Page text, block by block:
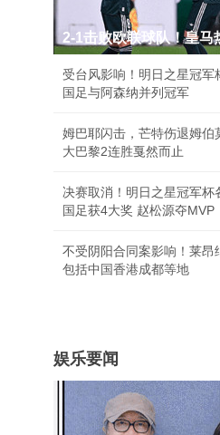
2-1击败欧联球队！皇马
受台风影响！明日之星冠军
国足与阿森纳并列冠军
姆巴耶闪击，芒特伤退姆伯
大巴黎2连胜戛然而止
决赛取消！明日之星冠军杯
国足获4大奖 赵松源夺MVP
不受阴阳合同案影响！莱昂
包括中国香港成都等地
娱乐要闻